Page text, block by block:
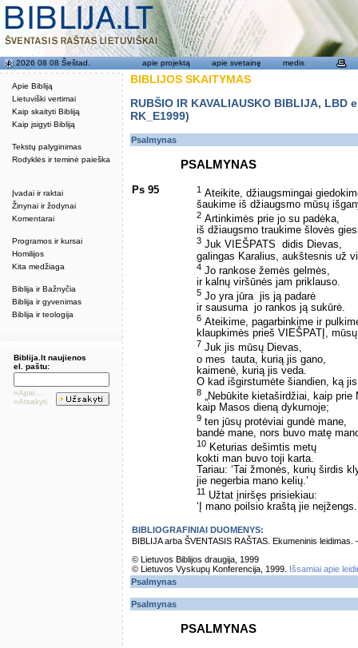
Apie Bibliją
Lietuviški vertimai
Kaip skaityti Bibliją
Kaip įsigyti Bibliją
Tekstų palyginimas
Rodyklės ir teminė paieška
Įvadai ir raktai
Žinynai ir žodynai
Komentarai
Programos ir kursai
Homilijos
Kita medžiaga
Biblija ir Bažnyčia
Biblija ir gyvenimas
Biblija ir teologija
2026 08 08 Šeštad. apie projektą apie svetainę medis
Biblija.lt naujienos
el. paštu:
»Apie...
»Atsakyti
BIBLIJOS SKAITYMAS
RUBŠIO IR KAVALIAUSKO BIBLIJA,
RK_E1999)
Psalmynas
PSALMYNAS
Ps 95 1 Ateikite, džiaugsmingai
šaukime iš džiaugsmo mūsų
2 Artinkimės prie jo su padėka,
iš džiaugsmo traukime šlovės
3 Juk VIEŠPATS ­ didis Dievas,
galingas Karalius, aukštesnis už
4 Jo rankose žemės gelmės,
ir kalnų viršūnės jam priklauso.
5 Jo yra jūra ­ jis ją padarė ­
ir sausuma ­ jo rankos ją sukūrė.
6 Ateikime, pagarbinkime ir
klaupkimės prieš VIEŠPATĮ,
7 Juk jis mūsų Dievas,
o mes ­ tauta, kurią jis gano,
kaimenė, kurią jis veda.
O kad išgirstumėte šiandien, ką
8 „Nebūkite kietaširdžiai, kaip prie
kaip Masos dieną dykumoje;
9 ten jūsų protėviai gundė mane,
bandė mane, nors buvo matę
10 Keturias dešimtis metų
kokti man buvo toji karta.
Tariau: ‘Tai žmonės, kurių širdis
jie negerbia mano kelių.’
11 Užtat įniršęs prisiekiau:
‘Į mano poilsio kraštą jie
BIBLIOGRAFINIAI DUOMENYS:
BIBLIJA arba ŠVENTASIS RAŠTAS. Ekumeninis
© Lietuvos Biblijos draugija, 1999
© Lietuvos Vyskupų Konferencija, 1999.
Išsamiai apie
Psalmynas
Psalmynas
PSALMYNAS